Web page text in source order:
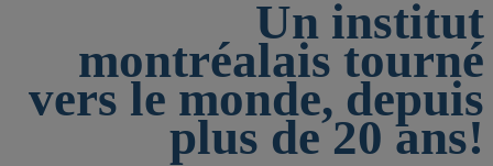
Un institut
montréalais tourné
vers le monde, depuis
plus de 20 ans!